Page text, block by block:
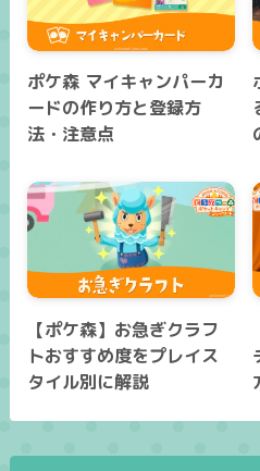
ポケ森 マイキャンパーカ
ードの作り方と登録方
法・注意点
【ポケ森】お急ぎクラフ
トおすすめ度をプレイス
タイル別に解説